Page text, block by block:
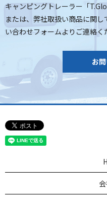
キャンピングトレーラー「
または、弊社取扱い商品に関し
い合わせフォームよりご連絡く
お